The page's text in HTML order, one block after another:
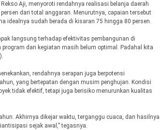
Aji, menyoroti rendahnya realisasi belanja daerah
dari total anggaran. Menurutnya, capaian tersebut
idealnya sudah berada di kisaran 75 hingga 80 persen.
langsung terhadap efektivitas pembangunan di
program dan kegiatan masih belum optimal. Padahal kita
rendahnya serapan juga berpotensi
yang bertepatan dengan musim penghujan. Kondisi
tidak efektif, tetapi juga berisiko menurunkan kualitas
Akhirnya dikejar waktu, terganggu cuaca, dan hasilnya
sejak awal,” tegasnya.